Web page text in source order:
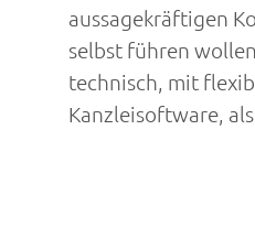
aussagekräftigen
selbst führen
technisch, mit
Kanzleisoftware,